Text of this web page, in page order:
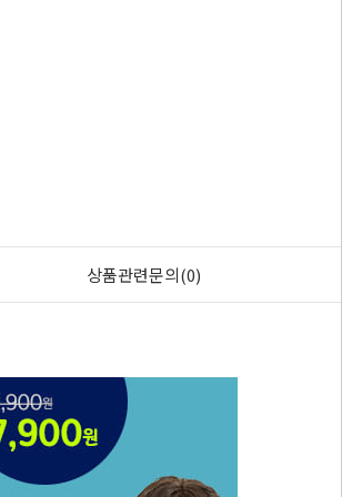
상품관련문의(0)